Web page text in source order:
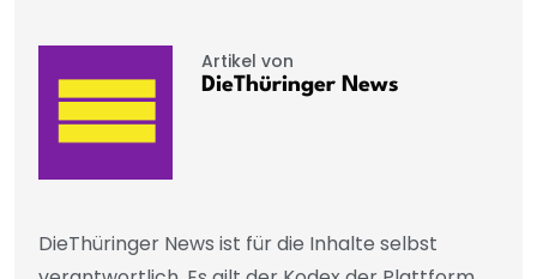
Artikel von
DieThüringer News
DieThüringer News ist für die Inhalte selbst